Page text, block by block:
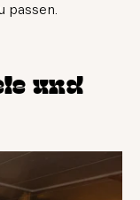
passen.
und